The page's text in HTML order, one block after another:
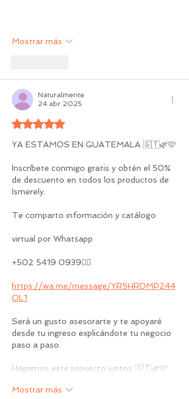
Mostrar más
Naturalmente
24 abr 2025
Obtuvo 5 de 5 estrellas.
YA ESTAMOS EN GUATEMALA 🇬🇹🌿🩷
Inscríbete conmigo gratis y obtén el 50%
de descuento en todos los productos de
Ismerely.
Te comparto información y catálogo
virtual por Whatsapp
+502 5419 0939👇🏻
https://wa.me/message/YR5HRDMP244
OL1
Será un gusto asesorarte y te apoyaré
desde tu ingreso explicándote tu negocio
paso a paso.
Hagamos este proyecto juntos 🇬🇹🌿🩷
Mostrar más